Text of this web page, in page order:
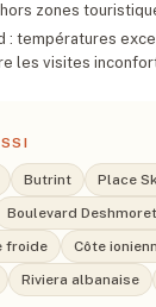
zones
: températures
les visites
Butrint
Place
Boulevard
froide
Côte
Riviera albanaise